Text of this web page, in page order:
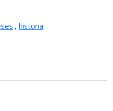
, historia